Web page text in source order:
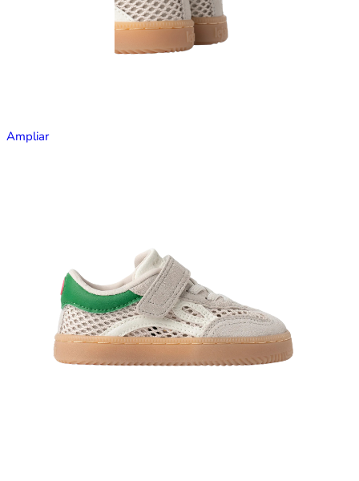
Ampliar